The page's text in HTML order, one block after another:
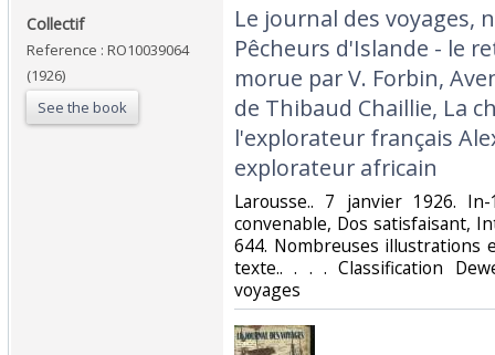
‎Collectif‎
Reference : RO10039064
(1926)
See the book
‎Le journal des voyages,
Pêcheurs d'Islande - le
morue par V. Forbin,
de Thibaud Chaillie, La
l'explorateur français
explorateur africain‎
‎Larousse.. 7 janvier 1926.
convenable, Dos satisfaisant,
644. Nombreuses
texte.. . . . Classification
voyages‎